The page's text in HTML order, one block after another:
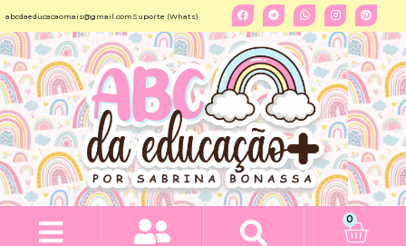
abcdaeducacaomais@gmail.com Suporte (Whats)
0